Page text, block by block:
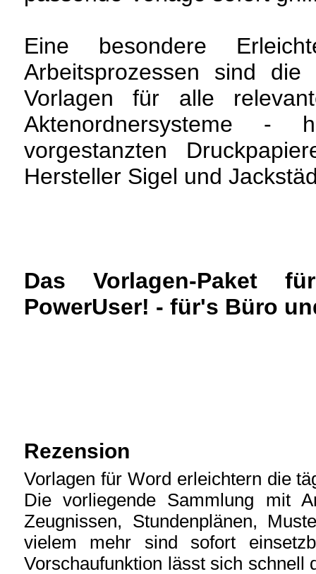
Eine besondere
Arbeitsprozessen sind die
Vorlagen für alle
Aktenordnersysteme -
vorgestanzten
Hersteller Sigel und
Das Vorlagen-Paket
PowerUser! - für's Büro
Rezension
Vorlagen für Word erleichtern die
Die vorliegende Sammlung mit
Zeugnissen, Stundenplänen,
vielem mehr sind sofort
Vorschaufunktion lässt sich schnell